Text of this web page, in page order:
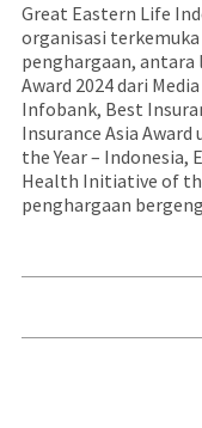
Great Eastern Life
organisasi
penghargaan, antara
Award 2024 dari
Infobank, Best
Insurance Asia
the Year – Indonesia,
Health Initiative of
penghargaan